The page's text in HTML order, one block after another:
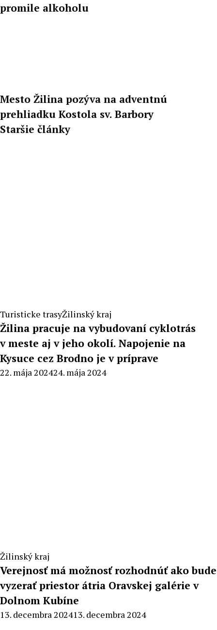
promile alkoholu
Mesto Žilina pozýva na adventnú
prehliadku Kostola sv. Barbory
Staršie články
Turisticke trasyŽilinský kraj
Žilina pracuje na vybudovaní cyklotrás
v meste aj v jeho okolí. Napojenie na
Kysuce cez Brodno je v príprave
By
22. mája 202424. mája 2024
Žilinský kraj
Verejnosť má možnosť rozhodnúť ako bude
vyzerať priestor átria Oravskej galérie v
Dolnom Kubíne
By
13. decembra 202413. decembra 2024